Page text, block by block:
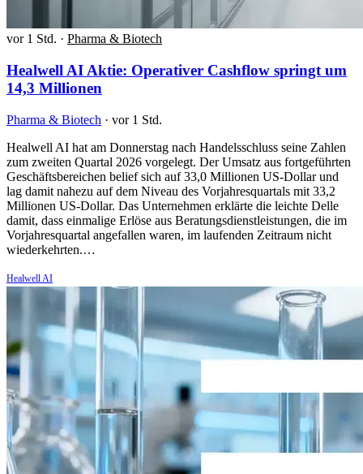
vor 1 Std. · Pharma & Biotech
Healwell AI Aktie: Operativer Cashflow springt um
14,3 Millionen
Pharma & Biotech · vor 1 Std.
Healwell AI hat am Donnerstag nach Handelsschluss seine Zahlen
zum zweiten Quartal 2026 vorgelegt. Der Umsatz aus fortgeführten
Geschäftsbereichen belief sich auf 33,0 Millionen US-Dollar und
lag damit nahezu auf dem Niveau des Vorjahresquartals mit 33,2
Millionen US-Dollar. Das Unternehmen erklärte die leichte Delle
damit, dass einmalige Erlöse aus Beratungsdienstleistungen, die im
Vorjahresquartal angefallen waren, im laufenden Zeitraum nicht
wiederkehrten.…
Healwell AI